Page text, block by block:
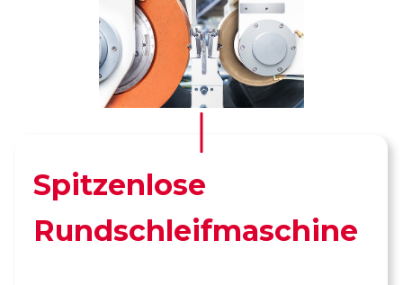
Spitzenlose
Rundschleifmaschine